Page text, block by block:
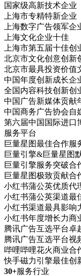
国家级高新技术企业
上海市专精特新企业
上海数字广告领军企
上海文化企业十佳
上海市第五届十佳创
北京市文化创意创新
北京市最具投资价值
中国年度创新成长企
全国内容科技创新创
中国广告新媒体贡献
中国商务广告协会自
第六届中国国际进口
服务平台
巨量星图最佳合作服
巨量引擎&巨量星图
巨量引擎服务突破合
巨量星图极致贡献合
小红书蒲公英优质代
小红书蒲公英渠道最
小红书渠道最具影响
小红书年度增长力商
腾讯广告互选平台卓
腾讯广告互选平台视
哔哩哔哩花火商业合
快手磁力引擎最佳创
30+服务行业